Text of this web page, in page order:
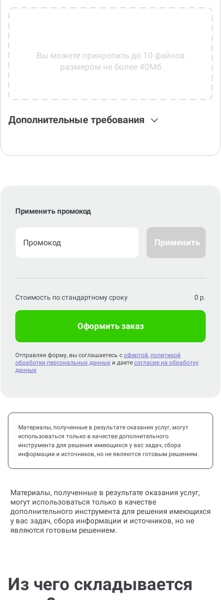
Вы можете прикрепить до 10 файлов
размером не более 40Мб
Дополнительные требования
Применить промокод
Применить
Стоимость по стандартному сроку 0 р.
Оформить заказ
Отправляя форму, вы соглашаетесь с офертой, политикой
обработки персональных данных и даете согласие на обработку
данных
Материалы, полученные в результате оказания услуг, могут
использоваться только в качестве дополнительного
инструмента для решения имеющихся у вас задач, сбора
информации и источников, но не являются готовым решением.
Материалы, полученные в результате оказания услуг,
могут использоваться только в качестве
дополнительного инструмента для решения имеющихся
у вас задач, сбора информации и источников, но не
являются готовым решением.
Из чего складывается